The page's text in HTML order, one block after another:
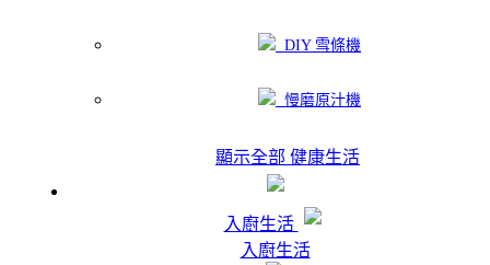
DIY 雪條機
慢磨原汁機
顯示全部 健康生活
入廚生活
入廚生活